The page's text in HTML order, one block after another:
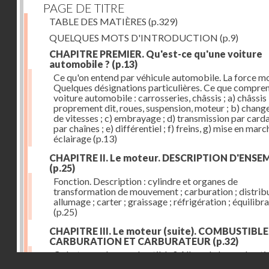
PAGE DE TITRE
TABLE DES MATIÈRES (p.329)
QUELQUES MOTS D'INTRODUCTION (p.9)
CHAPITRE PREMIER. Qu'est-ce qu'une voiture
automobile ? (p.13)
Ce qu'on entend par véhicule automobile. La force
Quelques désignations particulières. Ce que
voiture automobile : carrosseries, châssis ; a) châssis
proprement dit, roues, suspension, moteur ; b)
de vitesses ; c) embrayage ; d) transmission par
par chaînes ; e) différentiel ; f) freins, g) mise en
éclairage(p.13)
CHAPITRE II. Le moteur. DESCRIPTION
(p.25)
Fonction. Description : cylindre et organes de
transformation de mouvement ; carburation ;
allumage ; carter ; graissage ; réfrigération ;
(p.25)
CHAPITRE III. Le moteur (suite).
CARBURATION ET CARBURATEUR (p.32)
Qu'est-ce qu'un combustible ? Allure de la